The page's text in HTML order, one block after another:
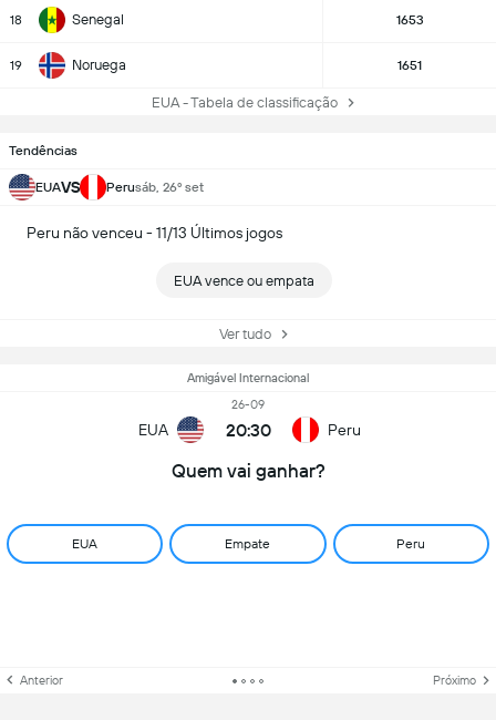
18 Senegal 1653
19 Noruega 1651
EUA - Tabela de classificação
Tendências
EUAVS Perusáb, 26º set
Peru não venceu - 11/13 Últimos jogos
EUA vence ou empata
Ver tudo
Amigável Internacional
EUA
26-09
20:30 Peru
Quem vai ganhar?
EUA Empate Peru
Anterior Próximo